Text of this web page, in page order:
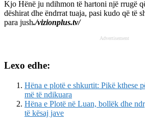
Kjo Hënë ju ndihmon të hartoni një rrugë
dëshirat dhe ëndrrat tuaja, pasi kudo që të
para jush./vizionplus.tv/
Advertisement
Lexo edhe:
Hëna e plotë e shkurtit: Pikë kthese
më të ndikuara
Hëna e Plotë në Luan, bollëk dhe
të kësaj jave